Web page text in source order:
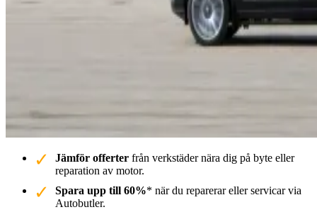
Jämför offerter från verkstäder nära dig på byte eller
reparation av motor.
Spara upp till 60%* när du reparerar eller servicar via
Autobutler.